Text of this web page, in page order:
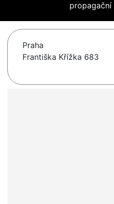
propagační
Praha
Františka Křížka 683